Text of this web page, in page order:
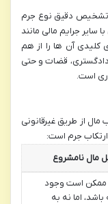
تشخیص دقیق نوع جرم
سایر جرایم مالی مانند
کلیدی آن ها را از هم
دادگستری، قضات و حتی
است.
از طریق غیرقانونی
ارتکاب جرم است:
مال نامشروع
ممکن است وجود
اما نه به